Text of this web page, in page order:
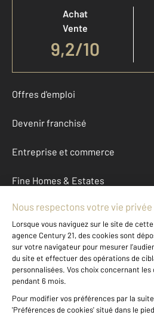
Achat
Vente
9,2/10
Offres d'emploi
Devenir franchisé
Entreprise et commerce
Fine Homes & Estates
À propos
International
Nous contacter